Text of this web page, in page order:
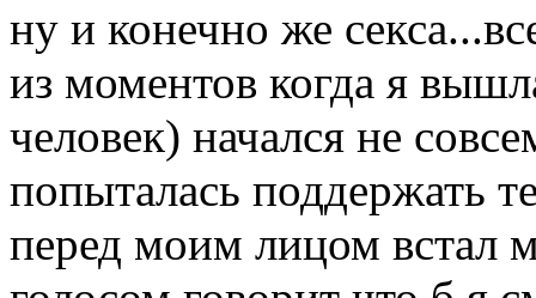
ну и конечно же
из моментов когда я
человек) начался не
попыталась поддержать
перед моим лицом встал